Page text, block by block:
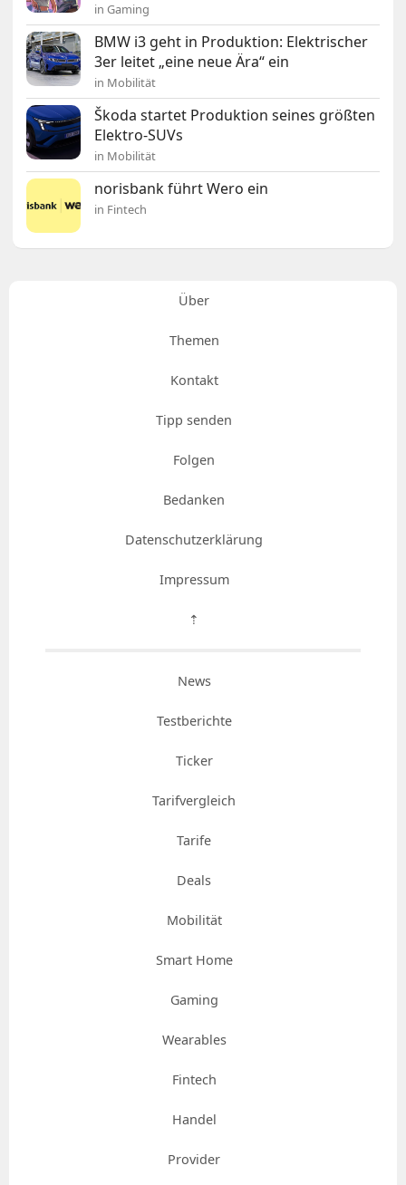
in Gaming
BMW i3 geht in Produktion: Elektrischer
3er leitet „eine neue Ära“ ein
in Mobilität
Škoda startet Produktion seines größten
Elektro-SUVs
in Mobilität
norisbank führt Wero ein
in Fintech
Über
Themen
Kontakt
Tipp senden
Folgen
Bedanken
Datenschutzerklärung
Impressum
⇡
News
Testberichte
Ticker
Tarifvergleich
Tarife
Deals
Mobilität
Smart Home
Gaming
Wearables
Fintech
Handel
Provider